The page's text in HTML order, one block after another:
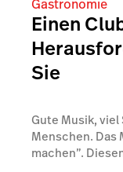
Gastronomie
Einen
Sie
Gute Musik,
Menschen. Das
machen”.